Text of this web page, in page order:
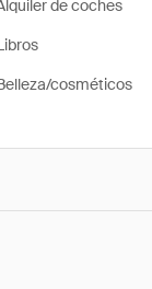
de coches
cosméticos